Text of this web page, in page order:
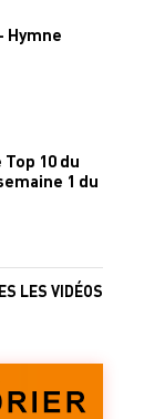
Hymne
10 du
1 du
LES VIDÉOS